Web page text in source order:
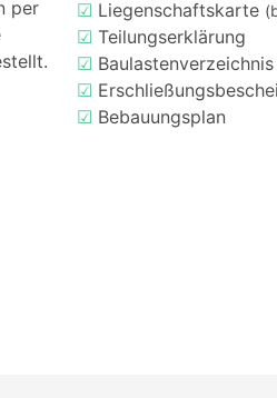
per
☑ Liegenschaftskarte
☑ Teilungserklärung
☑ Baulastenverzeichnis
☑
☑ Bebauungsplan